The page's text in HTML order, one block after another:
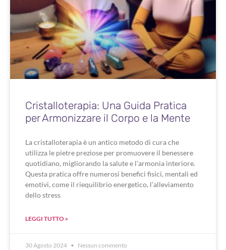
Cristalloterapia: Una Guida Pratica
per Armonizzare il Corpo e la Mente
La cristalloterapia è un antico metodo di cura che
utilizza le pietre preziose per promuovere il benessere
quotidiano, migliorando la salute e l’armonia interiore.
Questa pratica offre numerosi benefici fisici, mentali ed
emotivi, come il riequilibrio energetico, l’alleviamento
dello stress
LEGGI TUTTO »
30 Agosto 2024 Nessun commento